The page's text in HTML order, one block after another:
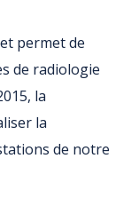
permet de
de radiologie
la
la
de notre